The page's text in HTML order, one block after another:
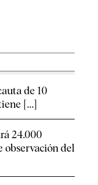
de 10
[...]
24.000
observación del